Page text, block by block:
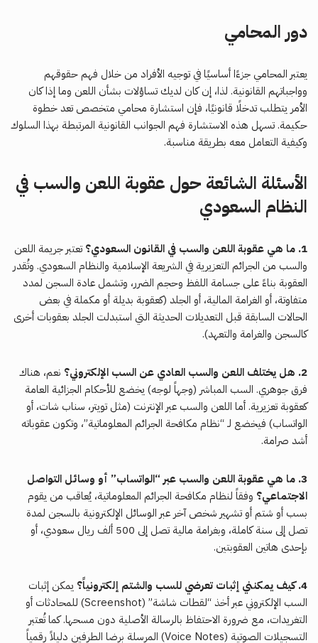
دور المحامي
يعتبر المحامي جزءًا أساسيًا في توجيه الأفراد من خلال فهم حقوقهم
وواجباتهم القانونية. لذا، إن كان لديك تساؤلات بشأن اللعن وما إذا كان
الأمر يتطلب تدخلًا قانونيًا، فإن استشارة محامي متخصص تعد خطوة
حكيمة. تسهل هذه الاستشارة فهم الجوانب القانونية المرتبطة بهذا السلوك
وكيفية التعامل معه بطريقة مناسبة.
الأسئلة الشائعة حول عقوبة اللعن والسب في
النظام السعودي
1. ما هي عقوبة اللعن والسب في القانون السعودي؟
تعتبر جريمة اللعن
والسب من الجرائم التعزيرية في الشريعة الإسلامية والنظام السعودي. وتُقدر
العقوبة بناءً على جسامة اللفظ وحجم الضرر، وتشمل عادة السجن لمدد
متفاوتة، أو الغرامة المالية، أو الجلد (كعقوبة بديلة أو مكملة في بعض
الحالات السابقة قبل التعديلات الحديثة التي استبدلت الجلد بعقوبات أخرى
كالسجن والغرامة والتعهد).
2. هل يختلف اللعن والسب العادي عن السب الإلكتروني؟
نعم، هناك
فرق جوهري. السب المباشر (وجهاً لوجه) يخضع للأحكام الجزائية العامة
كعقوبة تعزيرية. أما اللعن والسب عبر الإنترنت (مثل تويتر، سناب شات، أو
الواتساب) فيخضع لـ “نظام مكافحة الجرائم المعلوماتية”، وتكون عقوباته
أشد صرامة.
3. ما هي عقوبة اللعن والسب عبر “الواتساب” أو وسائل التواصل
الاجتماعي؟ وفقاً لنظام مكافحة الجرائم المعلوماتية، يُعاقب من يقوم
بسب أو شتم أو تشهير شخص آخر عبر الوسائل الإلكترونية بالسجن لمدة
تصل إلى سنة كاملة، وبغرامة مالية تصل إلى 500 ألف ريال سعودي، أو
بإحدى هاتين العقوبتين.
4. كيف يمكنني إثبات تعرضي للسب والشتم إلكترونياً؟
يمكن إثبات
السب الإلكتروني عبر أخذ “لقطات شاشة” (Screenshot) للمحادثات أو
التغريدات، مع ضرورة الاحتفاظ بالرسالة الأصلية دون مسحها. كما تُعتبر
التسجيلات الصوتية (Voice Notes) المرسلة برضا الطرفين دليلاً رقمياً